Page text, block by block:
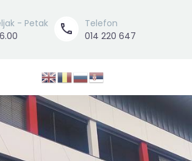
- Petak


Telefon
014 220 647